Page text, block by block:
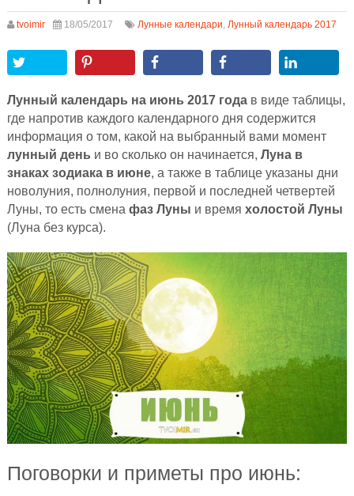
tvoimir 18/05/2017 Лунные календари, Лунный календарь 2017
Лунный календарь на июнь 2017 годав виде таблицы,
где напротив каждого календарного дня содержится
информация о том, какой на выбранный вами момент
лунный день и во сколько он начинается, Луна в
знаках зодиака в июне, а также в таблице указаны дни
новолуния, полнолуния, первой и последней четвертей
Луны, то есть смена фаз Луны и время холостой Луны
(Луна без курса).
Поговорки и приметы про июнь: